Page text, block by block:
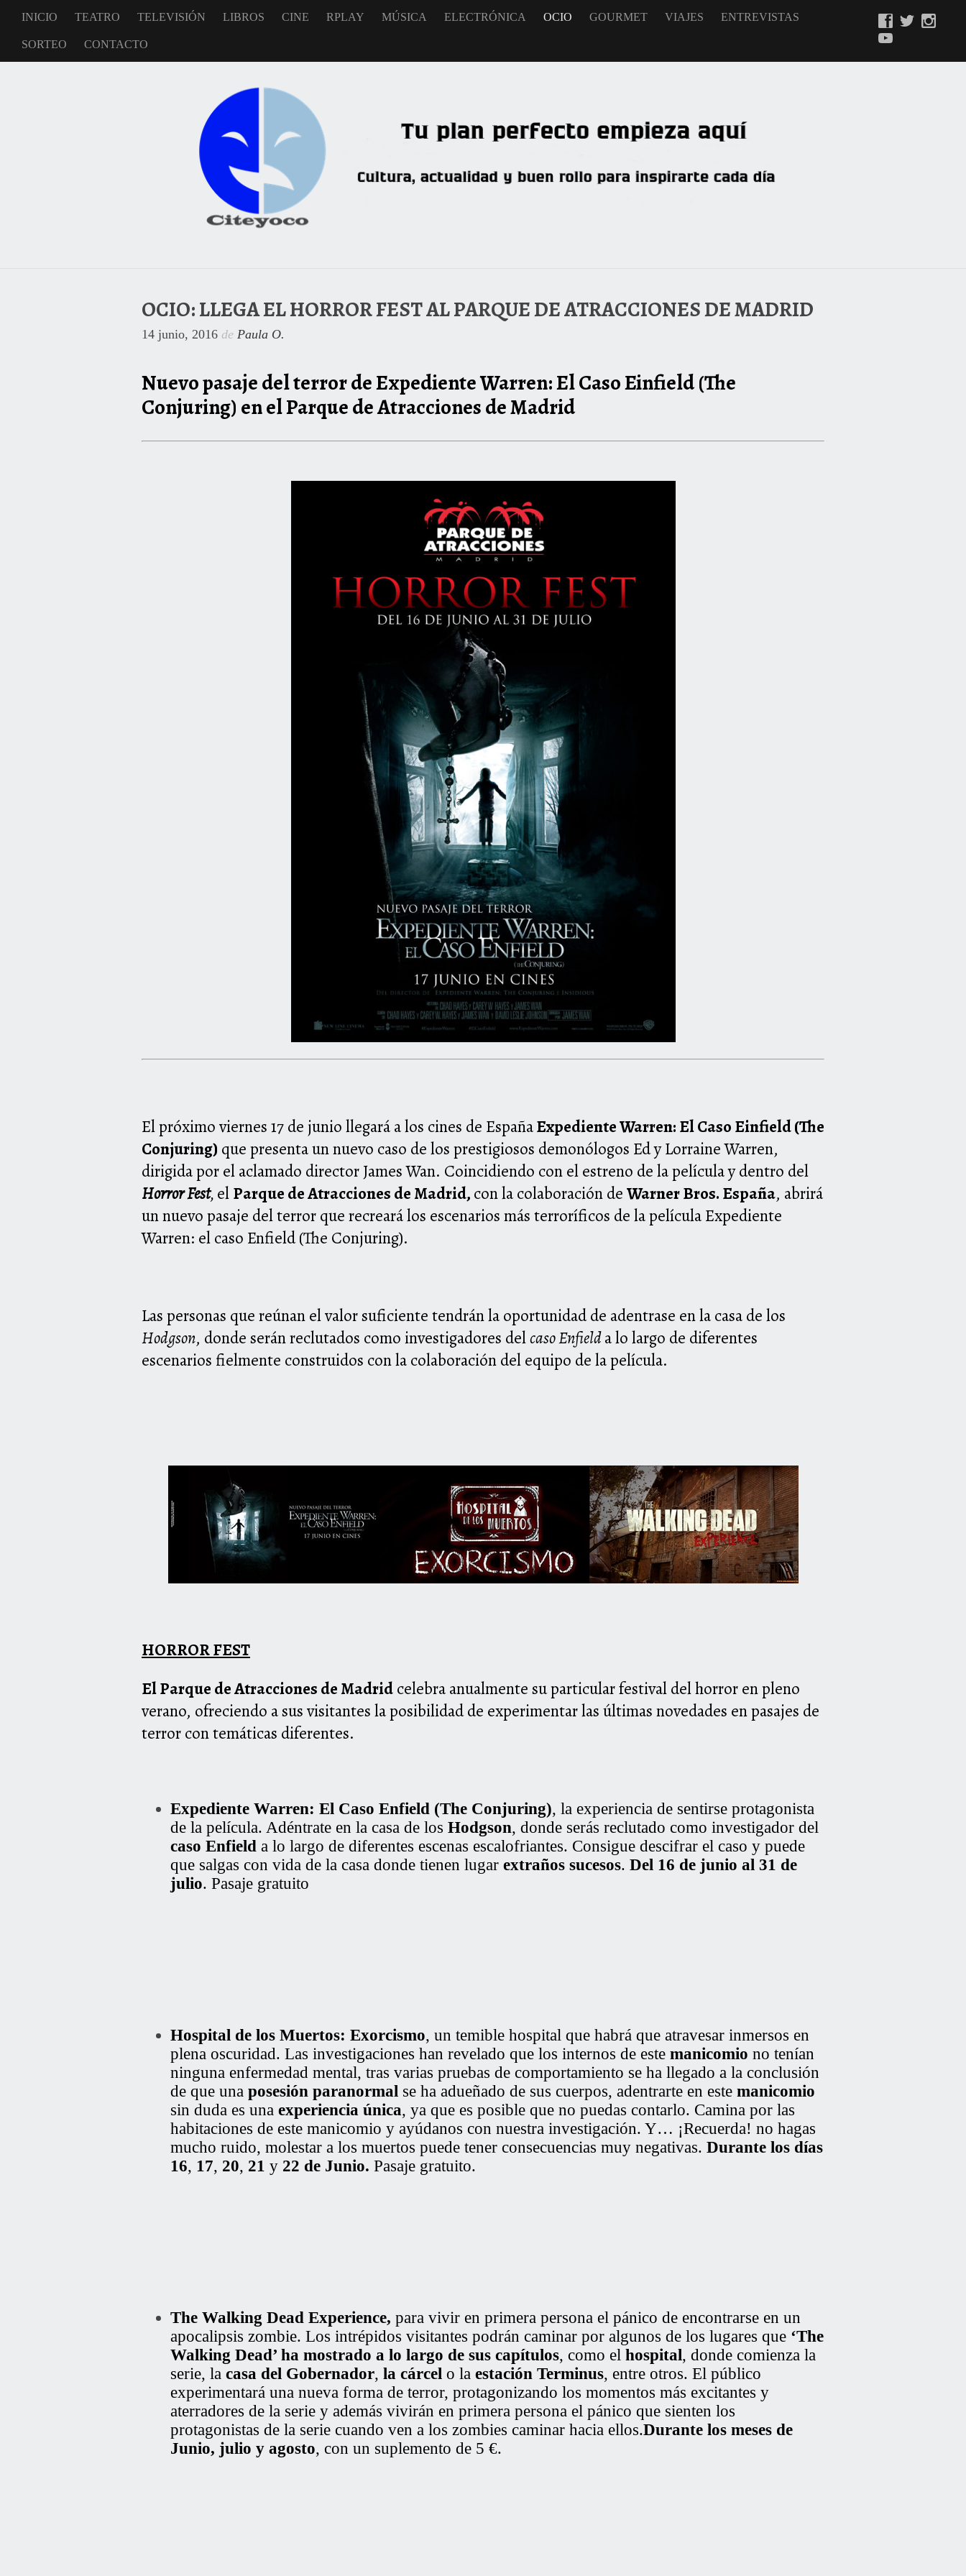
INICIO TEATRO TELEVISIÓN LIBROS CINE RPLAY MÚSICA ELECTRÓNICA OCIO GOURMET VIAJES ENTREVISTAS
SORTEO CONTACTO
OCIO: LLEGA EL HORROR FEST AL PARQUE DE ATRACCIONES DE MADRID
14 junio, 2016 de Paula O.
Nuevo pasaje del terror de Expediente Warren: El Caso Einfield (The
Conjuring) en el Parque de Atracciones de Madrid
El próximo viernes 17 de junio llegará a los cines de EspañaExpediente Warren: El Caso Einfield (The
Conjuring) que presenta un nuevo caso de los prestigiosos demonólogos Ed y Lorraine Warren,
dirigida por el aclamado director James Wan. Coincidiendo con el estreno de la película y dentro del
Horror Fest,elParque de Atracciones de Madrid,con la colaboración deWarner Bros. España, abrirá
un nuevo pasaje del terror que recreará los escenarios más terroríficos de la película Expediente
Warren: el caso Enfield (The Conjuring).
Las personas que reúnan el valor suficiente tendrán la oportunidad de adentrase en la casa de los
Hodgson, donde serán reclutados como investigadores delcaso Enfielda lo largo de diferentes
escenarios fielmente construidos con la colaboración del equipo de la película.
HORROR FEST
El Parque de Atracciones de Madridcelebra anualmente su particular festival del horror en pleno
verano, ofreciendo a sus visitantes la posibilidad de experimentar las últimas novedades en pasajes de
terror con temáticas diferentes.
Expediente Warren: El Caso Enfield (The Conjuring), la experiencia de sentirse protagonista
de la película. Adéntrate en la casa de los Hodgson, donde serás reclutado como investigador del
caso Enfield a lo largo de diferentes escenas escalofriantes. Consigue descifrar el caso y puede
que salgas con vida de la casa donde tienen lugar extraños sucesos. Del 16 de junio al 31 de
julio. Pasaje gratuito
Hospital de los Muertos: Exorcismo, un temible hospital que habrá que atravesar inmersos en
plena oscuridad. Las investigaciones han revelado que los internos de este manicomio no tenían
ninguna enfermedad mental, tras varias pruebas de comportamiento se ha llegado a la conclusión
de que una posesión paranormal se ha adueñado de sus cuerpos, adentrarte en este manicomio
sin duda es una experiencia única, ya que es posible que no puedas contarlo. Camina por las
habitaciones de este manicomio y ayúdanos con nuestra investigación. Y… ¡Recuerda! no hagas
mucho ruido, molestar a los muertos puede tener consecuencias muy negativas. Durante los días
16, 17, 20, 21 y 22 de Junio. Pasaje gratuito.
The Walking Dead Experience, para vivir en primera persona el pánico de encontrarse en un
apocalipsis zombie. Los intrépidos visitantes podrán caminar por algunos de los lugares que ‘The
Walking Dead’ ha mostrado a lo largo de sus capítulos, como el hospital, donde comienza la
serie, la casa del Gobernador, la cárcel o la estación Terminus, entre otros. El público
experimentará una nueva forma de terror, protagonizando los momentos más excitantes y
aterradores de la serie y además vivirán en primera persona el pánico que sienten los
protagonistas de la serie cuando ven a los zombies caminar hacia ellos.Durante los meses de
Junio, julio y agosto, con un suplemento de 5 €.